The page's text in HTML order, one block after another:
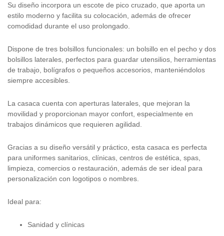
Su diseño incorpora un escote de pico cruzado, que aporta un
estilo moderno y facilita su colocación, además de ofrecer
comodidad durante el uso prolongado.
Dispone de tres bolsillos funcionales: un bolsillo en el pecho y dos
bolsillos laterales, perfectos para guardar utensilios, herramientas
de trabajo, bolígrafos o pequeños accesorios, manteniéndolos
siempre accesibles.
La casaca cuenta con aperturas laterales, que mejoran la
movilidad y proporcionan mayor confort, especialmente en
trabajos dinámicos que requieren agilidad.
Gracias a su diseño versátil y práctico, esta casaca es perfecta
para uniformes sanitarios, clínicas, centros de estética, spas,
limpieza, comercios o restauración, además de ser ideal para
personalización con logotipos o nombres.
Ideal para:
Sanidad y clínicas